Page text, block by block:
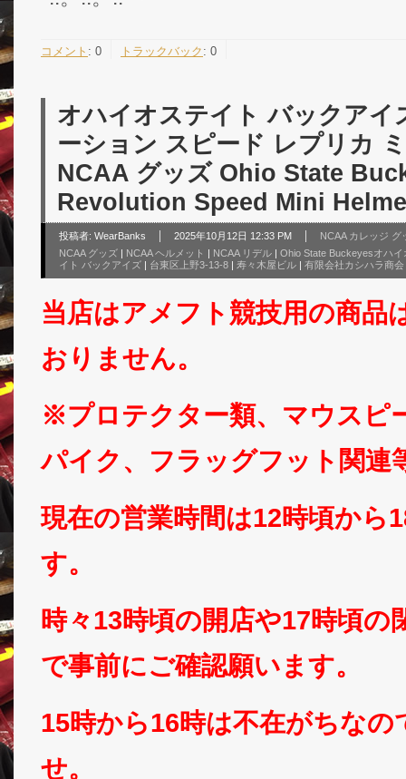
コメント : 0 トラックバック : 0
オハイオステイト バックアイ
ーション スピード レプリカ
NCAA グッズ Ohio State
Revolution Speed Mini
投稿者: WearBanks 2025年10月12日 12:33 PM
NCAA カレッジ グ
NCAA グッズ
NCAA ヘルメット NCAA リデル
Ohio State Buckeyesオハ
イト バックアイズ
台東区上野3-13-8 寿々木屋ビル 有限会社カシハラ商会
当店はアメフト競技用の商品
おりません。
※プロテクター類、マウスピ
パイク、フラッグフット関連
現在の営業時間は12時頃から
す。
時々13時頃の開店や17時頃の
で事前にご確認願います。
15時から16時は不在がちなの
せ。